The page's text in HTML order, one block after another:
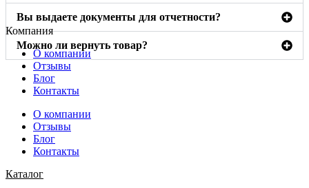
Вы выдаете документы для отчетности?
Можно ли вернуть товар?
Компания
О компании
Отзывы
Блог
Контакты
О компании
Отзывы
Блог
Контакты
Каталог